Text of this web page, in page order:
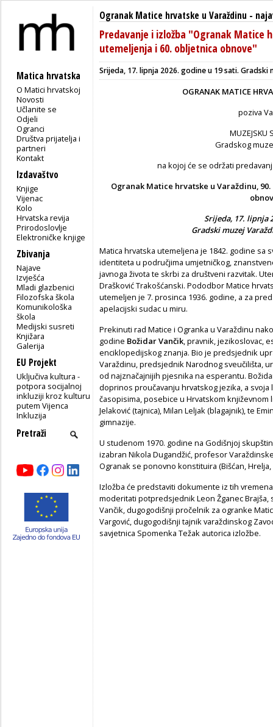
Matica hrvatska
O Matici hrvatskoj
Novosti
Učlanite se
Odjeli
Ogranci
Društva prijatelja i
partneri
Kontakt
Izdavaštvo
Knjige
Vijenac
Kolo
Hrvatska revija
Prirodoslovlje
Elektroničke knjige
Zbivanja
Najave
Izvješća
Mladi glazbenici
Filozofska škola
Komunikološka
škola
Medijski susreti
Knjižara
Galerija
EU Projekt
Uključiva kultura -
potpora socijalnoj
inkluziji kroz kulturu
putem Vijenca
Inkluzija
Ogranak Matice hrvatske u Varaždinu -
Predavanje i izložba "Ogranak Matice
utemeljenja i 60. obljetnica obnove"
Srijeda, 17. lipnja 2026. godine u 19 sati. Gradski
OGRANAK MATICE
poziva
MUZEJSKU
Gradskog
na kojoj će se održati
Ogranak Matice hrvatske u Varaždinu,
Srijeda, 17. lipnja
Gradski muzej
Matica hrvatska utemeljena je 1842. godine sa
identiteta u područjima umjetničkog,
javnoga života te skrbi za društveni razvitak.
Drašković Trakošćanski. Pododbor Matice
utemeljen je 7. prosinca 1936. godine, a za
apelacijski sudac u miru.
Prekinuti rad Matice i Ogranka u Varaždinu
godine Božidar Vančik, pravnik, jezikoslovac,
enciklopedijskog znanja. Bio je predsjednik
Varaždinu, predsjednik Narodnog sveučilišta,
od najznačajnijih pjesnika na esperantu.
doprinos proučavanju hrvatskog jezika, a svoja
časopisima, posebice u Hrvatskom
Jelaković (tajnica), Milan Leljak (blagajnik), te
gimnazije.
U studenom 1970. godine na Godišnjoj
izabran Nikola Dugandžić, profesor
Ogranak se ponovno konstituira (Bišćan,
Izložba će predstaviti dokumente iz tih
moderitati potpredsjednik Leon Žganec
Vančik, dugogodišnji pročelnik za ogranke
Vargović, dugogodišnji tajnik varaždinskog
savjetnica Spomenka Težak autorica izložbe.